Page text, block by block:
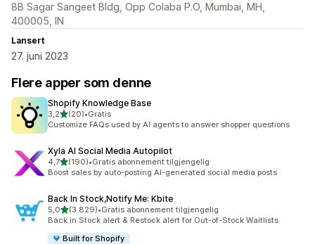
8B Sagar Sangeet Bldg, Opp Colaba P.O, Mumbai, MH,
400005, IN
Lansert
27. juni 2023
Flere apper som denne
Shopify Knowledge Base
3,2av 5 stjerner
(20)
Totalt 20 omtaler
•Gratis
Customize FAQs used by AI agents to answer shopper questions
Xyla AI Social Media Autopilot
4,7av 5 stjerner
(190)
Totalt 190 omtaler
•Gratis abonnement tilgjengelig
Boost sales by auto-posting AI-generated social media posts
Back In Stock,Notify Me: Kbite
5,0av 5 stjerner
(3 829)
Totalt 3829 omtaler
•Gratis abonnement tilgjengelig
Back in Stock alert & Restock alert for Out-of-Stock Waitlists
Built for Shopify